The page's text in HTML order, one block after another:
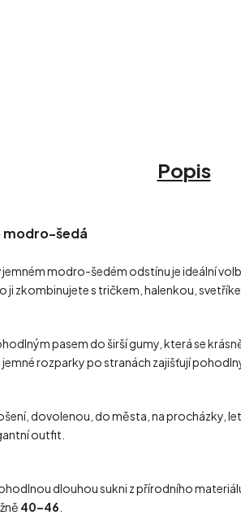
Popis
modro-šedá
jemném modro-šedém odstínu je ideální
ji zkombinujete s tričkem, halenkou,
pasem do širší gumy, která se
rozparky po stranách zajišťují
dovolenou, do města, na procházky,
outfit.
dlouhou sukni z přírodního
40–46